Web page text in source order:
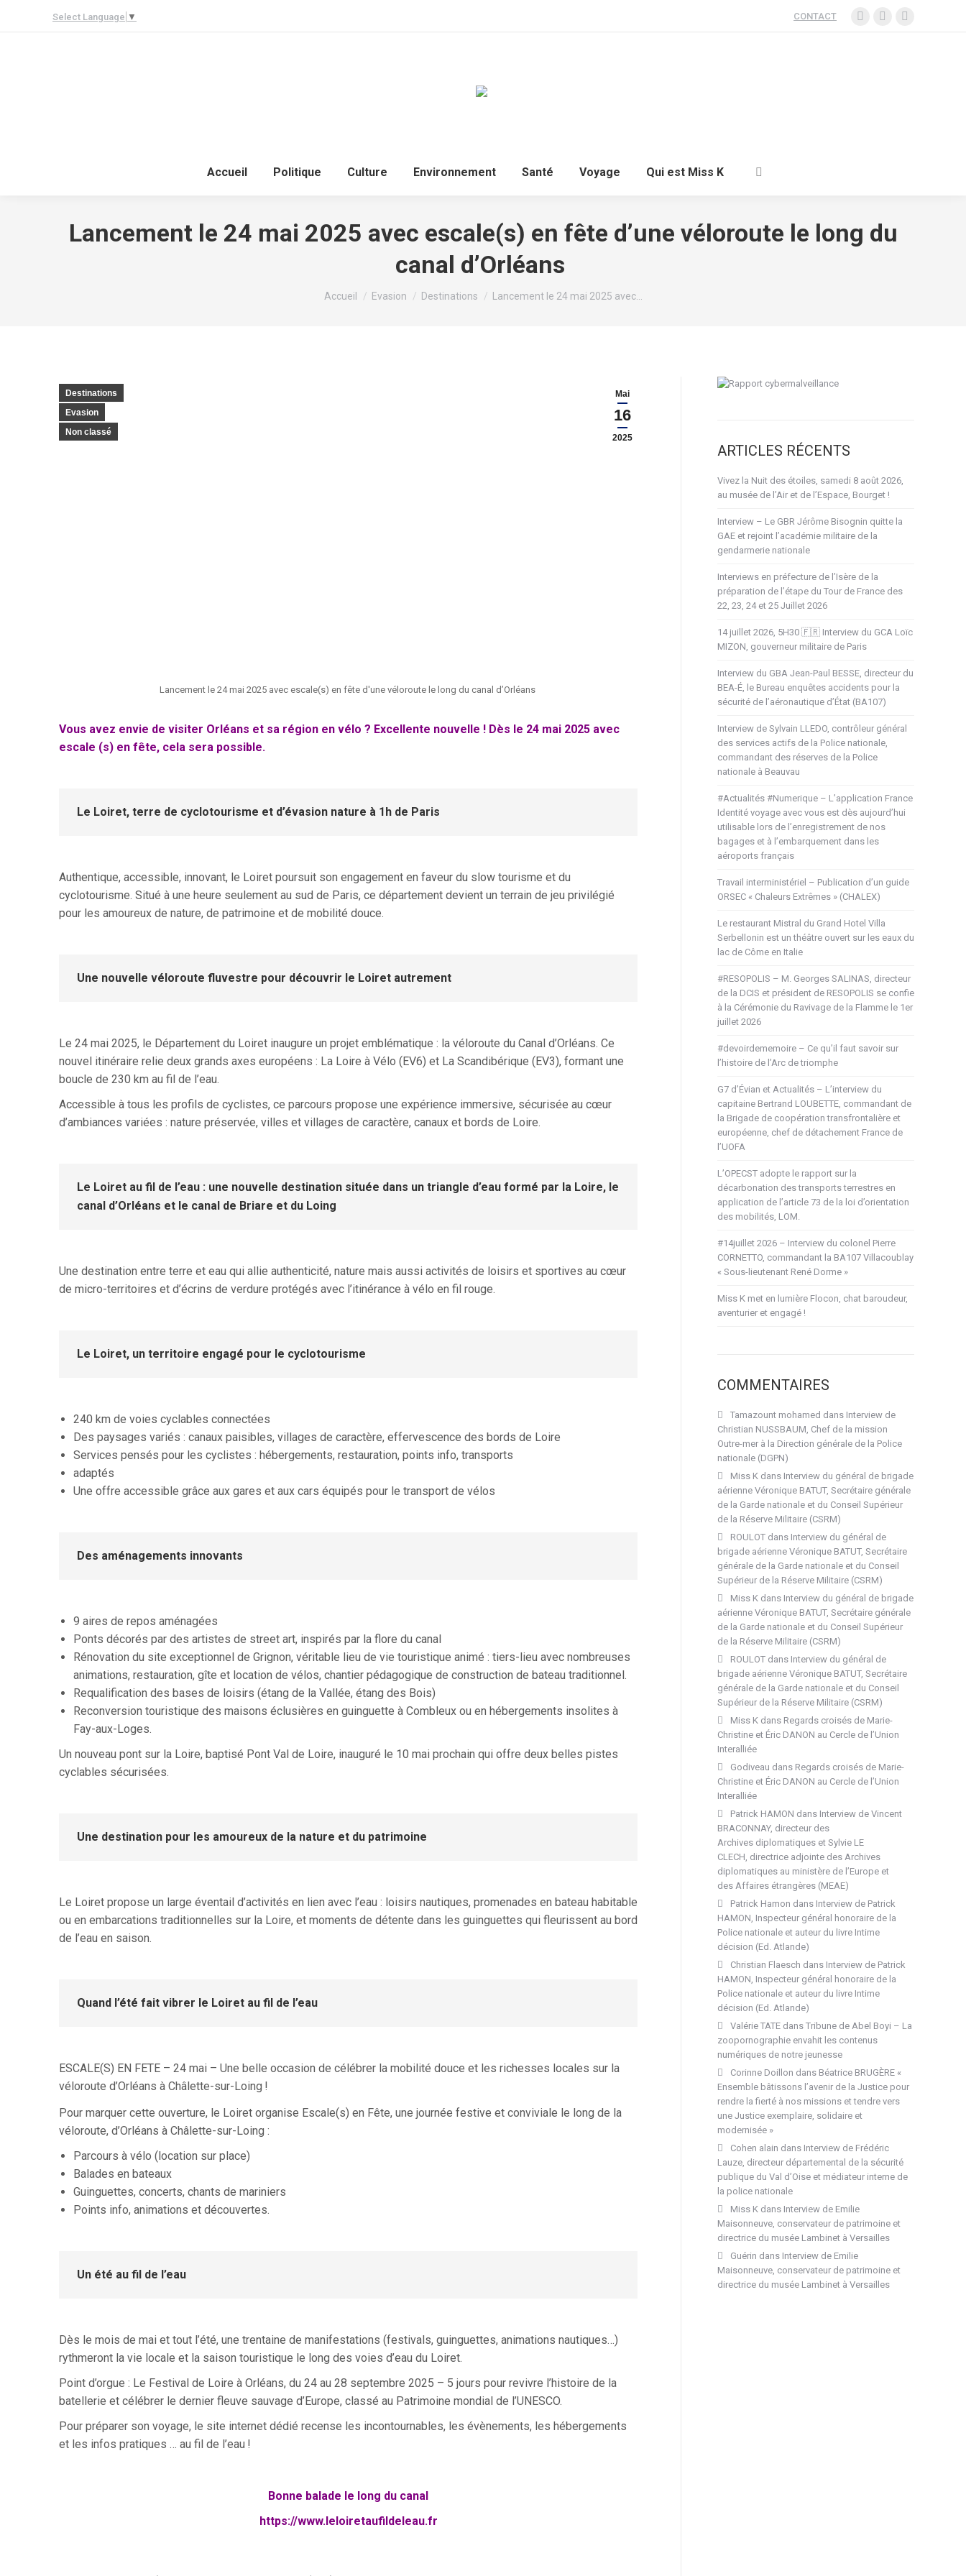
Select Language ▼ CONTACT
Accueil Politique Culture Environnement Santé Voyage Qui est Miss K
Lancement le 24 mai 2025 avec escale(s) en fête d’une véloroute le long du
canal d’Orléans
Vous êtes ici :
Accueil Evasion Destinations Lancement le 24 mai 2025 avec…
Mai
16
2025
Destinations
Evasion
Non classé
Lancement le 24 mai 2025 avec escale(s) en fête d'une véloroute le long du canal d’Orléans
Vous avez envie de visiter Orléans et sa région en vélo ? Excellente nouvelle ! Dès le 24 mai 2025 avec
escale (s) en fête, cela sera possible.
Le Loiret, terre de cyclotourisme et d’évasion nature à 1h de Paris
Authentique, accessible, innovant, le Loiret poursuit son engagement en faveur du slow tourisme et du
cyclotourisme. Situé à une heure seulement au sud de Paris, ce département devient un terrain de jeu privilégié
pour les amoureux de nature, de patrimoine et de mobilité douce.
Une nouvelle véloroute fluvestre pour découvrir le Loiret autrement
Le 24 mai 2025, le Département du Loiret inaugure un projet emblématique : la véloroute du Canal d’Orléans. Ce
nouvel itinéraire relie deux grands axes européens : La Loire à Vélo (EV6) et La Scandibérique (EV3), formant une
boucle de 230 km au fil de l’eau.
Accessible à tous les profils de cyclistes, ce parcours propose une expérience immersive, sécurisée au cœur
d’ambiances variées : nature préservée, villes et villages de caractère, canaux et bords de Loire.
Le Loiret au fil de l’eau : une nouvelle destination située dans un triangle d’eau formé par la Loire, le
canal d’Orléans et le canal de Briare et du Loing
Une destination entre terre et eau qui allie authenticité, nature mais aussi activités de loisirs et sportives au cœur
de micro-territoires et d’écrins de verdure protégés avec l’itinérance à vélo en fil rouge.
Le Loiret, un territoire engagé pour le cyclotourisme
240 km de voies cyclables connectées
Des paysages variés : canaux paisibles, villages de caractère, effervescence des bords de Loire
Services pensés pour les cyclistes : hébergements, restauration, points info, transports
adaptés
Une offre accessible grâce aux gares et aux cars équipés pour le transport de vélos
Des aménagements innovants
9 aires de repos aménagées
Ponts décorés par des artistes de street art, inspirés par la flore du canal
Rénovation du site exceptionnel de Grignon, véritable lieu de vie touristique animé : tiers-lieu avec nombreuses
animations, restauration, gîte et location de vélos, chantier pédagogique de construction de bateau traditionnel.
Requalification des bases de loisirs (étang de la Vallée, étang des Bois)
Reconversion touristique des maisons éclusières en guinguette à Combleux ou en hébergements insolites à
Fay-aux-Loges.
Un nouveau pont sur la Loire, baptisé Pont Val de Loire, inauguré le 10 mai prochain qui offre deux belles pistes
cyclables sécurisées.
Une destination pour les amoureux de la nature et du patrimoine
Le Loiret propose un large éventail d’activités en lien avec l’eau : loisirs nautiques, promenades en bateau habitable
ou en embarcations traditionnelles sur la Loire, et moments de détente dans les guinguettes qui fleurissent au bord
de l’eau en saison.
Quand l’été fait vibrer le Loiret au fil de l’eau
ESCALE(S) EN FETE – 24 mai – Une belle occasion de célébrer la mobilité douce et les richesses locales sur la
véloroute d’Orléans à Châlette-sur-Loing !
Pour marquer cette ouverture, le Loiret organise Escale(s) en Fête, une journée festive et conviviale le long de la
véloroute, d’Orléans à Châlette-sur-Loing :
Parcours à vélo (location sur place)
Balades en bateaux
Guinguettes, concerts, chants de mariniers
Points info, animations et découvertes.
Un été au fil de l’eau
Dès le mois de mai et tout l’été, une trentaine de manifestations (festivals, guinguettes, animations nautiques…)
rythmeront la vie locale et la saison touristique le long des voies d’eau du Loiret.
Point d’orgue : Le Festival de Loire à Orléans, du 24 au 28 septembre 2025 – 5 jours pour revivre l’histoire de la
batellerie et célébrer le dernier fleuve sauvage d’Europe, classé au Patrimoine mondial de l’UNESCO.
Pour préparer son voyage, le site internet dédié recense les incontournables, les évènements, les hébergements
et les infos pratiques … au fil de l’eau !
Bonne balade le long du canal
https://www.leloiretaufildeleau.fr
ARTICLES RÉCENTS
Vivez la Nuit des étoiles, samedi 8 août 2026,
au musée de l’Air et de l’Espace, Bourget !
Interview – Le GBR Jérôme Bisognin quitte la
GAE et rejoint l’académie militaire de la
gendarmerie nationale
Interviews en préfecture de l’Isère de la
préparation de l’étape du Tour de France des
22, 23, 24 et 25 Juillet 2026
14 juillet 2026, 5H30 🇫🇷 Interview du GCA Loïc
MIZON, gouverneur militaire de Paris
Interview du GBA Jean-Paul BESSE, directeur du
BEA-É, le Bureau enquêtes accidents pour la
sécurité de l’aéronautique d’État (BA107)
Interview de Sylvain LLEDO, contrôleur général
des services actifs de la Police nationale,
commandant des réserves de la Police
nationale à Beauvau
#Actualités #Numerique – L’application France
Identité voyage avec vous est dès aujourd’hui
utilisable lors de l’enregistrement de nos
bagages et à l’embarquement dans les
aéroports français
Travail interministériel – Publication d’un guide
ORSEC « Chaleurs Extrêmes » (CHALEX)
Le restaurant Mistral du Grand Hotel Villa
Serbellonin est un théâtre ouvert sur les eaux du
lac de Côme en Italie
#RESOPOLIS – M. Georges SALINAS, directeur
de la DCIS et président de RESOPOLIS se confie
à la Cérémonie du Ravivage de la Flamme le 1er
juillet 2026
#devoirdememoire – Ce qu’il faut savoir sur
l’histoire de l’Arc de triomphe
G7 d’Évian et Actualités – L’interview du
capitaine Bertrand LOUBETTE, commandant de
la Brigade de coopération transfrontalière et
européenne, chef de détachement France de
l’UOFA
L’OPECST adopte le rapport sur la
décarbonation des transports terrestres en
application de l’article 73 de la loi d’orientation
des mobilités, LOM.
#14juillet 2026 – Interview du colonel Pierre
CORNETTO, commandant la BA107 Villacoublay
« Sous-lieutenant René Dorme »
Miss K met en lumière Flocon, chat baroudeur,
aventurier et engagé !
COMMENTAIRES
Tamazount mohamed dans Interview de
Christian NUSSBAUM, Chef de la mission
Outre-mer à la Direction générale de la Police
nationale (DGPN)
Miss K dans Interview du général de brigade
aérienne Véronique BATUT, Secrétaire générale
de la Garde nationale et du Conseil Supérieur
de la Réserve Militaire (CSRM)
ROULOT dans Interview du général de
brigade aérienne Véronique BATUT, Secrétaire
générale de la Garde nationale et du Conseil
Supérieur de la Réserve Militaire (CSRM)
Miss K dans Interview du général de brigade
aérienne Véronique BATUT, Secrétaire générale
de la Garde nationale et du Conseil Supérieur
de la Réserve Militaire (CSRM)
ROULOT dans Interview du général de
brigade aérienne Véronique BATUT, Secrétaire
générale de la Garde nationale et du Conseil
Supérieur de la Réserve Militaire (CSRM)
Miss K dans Regards croisés de Marie-
Christine et Éric DANON au Cercle de l’Union
Interalliée
Godiveau dans Regards croisés de Marie-
Christine et Éric DANON au Cercle de l’Union
Interalliée
Patrick HAMON dans Interview de Vincent
BRACONNAY, directeur des
Archives diplomatiques et Sylvie LE
CLECH, directrice adjointe des Archives
diplomatiques au ministère de l’Europe et
des Affaires étrangères (MEAE)
Patrick Hamon dans Interview de Patrick
HAMON, Inspecteur général honoraire de la
Police nationale et auteur du livre Intime
décision (Ed. Atlande)
Christian Flaesch dans Interview de Patrick
HAMON, Inspecteur général honoraire de la
Police nationale et auteur du livre Intime
décision (Ed. Atlande)
Valérie TATE dans Tribune de Abel Boyi – La
zoopornographie envahit les contenus
numériques de notre jeunesse
Corinne Doillon dans Béatrice BRUGÈRE «
Ensemble bâtissons l’avenir de la Justice pour
rendre la fierté à nos missions et tendre vers
une Justice exemplaire, solidaire et
modernisée »
Cohen alain dans Interview de Frédéric
Lauze, directeur départemental de la sécurité
publique du Val d’Oise et médiateur interne de
la police nationale
Miss K dans Interview de Emilie
Maisonneuve, conservateur de patrimoine et
directrice du musée Lambinet à Versailles
Guérin dans Interview de Emilie
Maisonneuve, conservateur de patrimoine et
directrice du musée Lambinet à Versailles